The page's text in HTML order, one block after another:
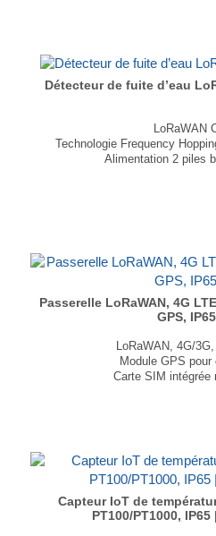
...
Détecteur de fuite d’eau
LoRaWAN
Technologie Frequency
Alimentation 2 piles
...
Passerelle LoRaWAN, 4G
GPS,
LoRaWAN, 4G/
Module GPS pour
Carte SIM intégrée
...
Capteur IoT de
PT100/PT1000, IP65